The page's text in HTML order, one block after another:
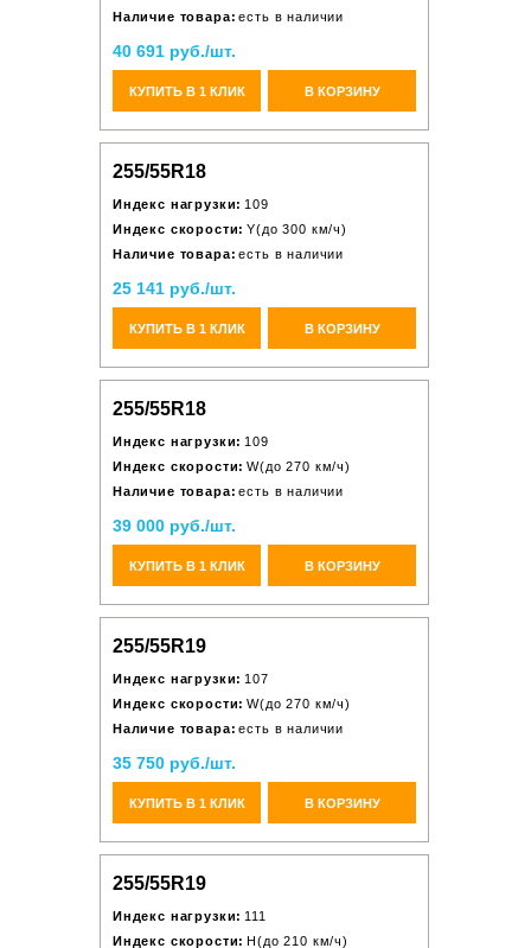
Наличие товара: есть в наличии
40 691 руб./шт.
КУПИТЬ В 1 КЛИК В КОРЗИНУ
255/55R18
Индекс нагрузки: 109
Индекс скорости: Y(до 300 км/ч)
Наличие товара: есть в наличии
25 141 руб./шт.
КУПИТЬ В 1 КЛИК В КОРЗИНУ
255/55R18
Индекс нагрузки: 109
Индекс скорости: W(до 270 км/ч)
Наличие товара: есть в наличии
39 000 руб./шт.
КУПИТЬ В 1 КЛИК В КОРЗИНУ
255/55R19
Индекс нагрузки: 107
Индекс скорости: W(до 270 км/ч)
Наличие товара: есть в наличии
35 750 руб./шт.
КУПИТЬ В 1 КЛИК В КОРЗИНУ
255/55R19
Индекс нагрузки: 111
Индекс скорости: H(до 210 км/ч)